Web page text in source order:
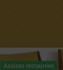
Assises restaurées